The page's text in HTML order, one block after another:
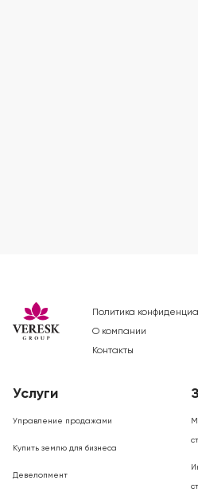
О компании
Контакты
Политика
Услуги
Управление продажами
Купить землю для бизнеса
Девелопмент